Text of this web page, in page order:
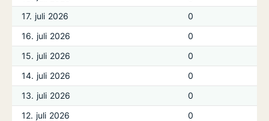
17. juli 2026
0
16. juli 2026
0
15. juli 2026
0
14. juli 2026
0
13. juli 2026
0
12. juli 2026
0